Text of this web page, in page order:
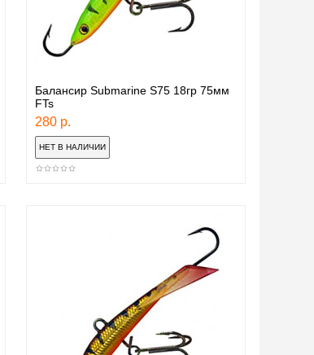
Балансир Submarine S75 18гр 75мм
FTs
280 р.